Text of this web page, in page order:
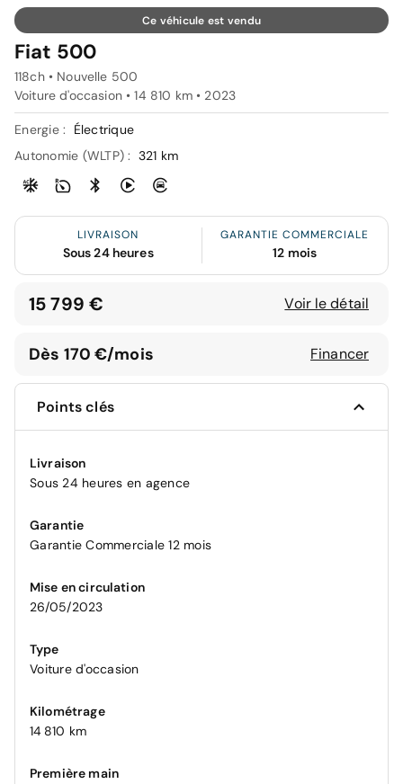
Ce véhicule est vendu
Fiat 500
118ch • Nouvelle 500
Voiture d'occasion • 14 810 km • 2023
Energie :
Électrique
Autonomie (WLTP) : 321 km
LIVRAISON
Sous 24 heures
GARANTIE COMMERCIALE
12 mois
15 799 € Voir le détail
Dès 170 €/mois Financer
Points clés
Livraison
Sous 24 heures en agence
Garantie
Garantie Commerciale 12 mois
Mise en circulation
26/05/2023
Type
Voiture d'occasion
Kilométrage
14 810 km
Première main